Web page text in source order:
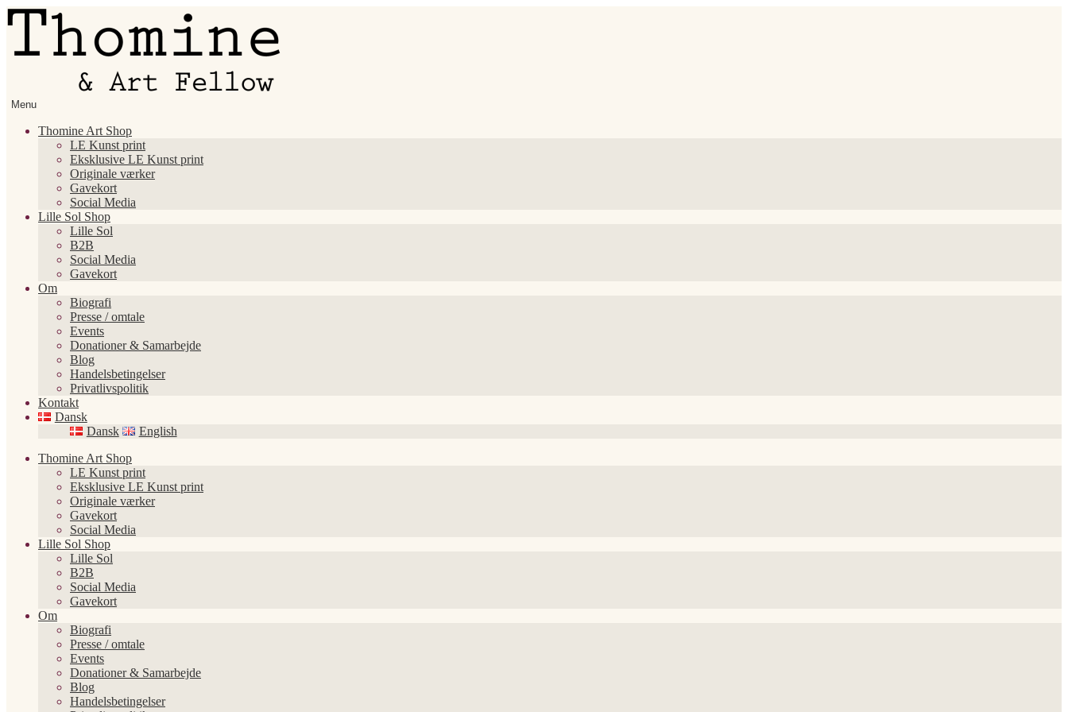
Spring
til
Spring
til
Menu
Thomine Art Shop
LE Kunst print
Eksklusive LE Kunst print
Originale værker
Gavekort
Social Media
Lille Sol Shop
Lille Sol
B2B
Social Media
Gavekort
Om
Biografi
Presse / omtale
Events
Donationer & Samarbejde
Blog
Handelsbetingelser
Privatlivspolitik
Kontakt
Dansk
Dansk
English
Thomine Art Shop
LE Kunst print
Eksklusive LE Kunst print
Originale værker
Gavekort
Social Media
Lille Sol Shop
Lille Sol
B2B
Social Media
Gavekort
Om
Biografi
Presse / omtale
Events
Donationer & Samarbejde
Blog
Handelsbetingelser